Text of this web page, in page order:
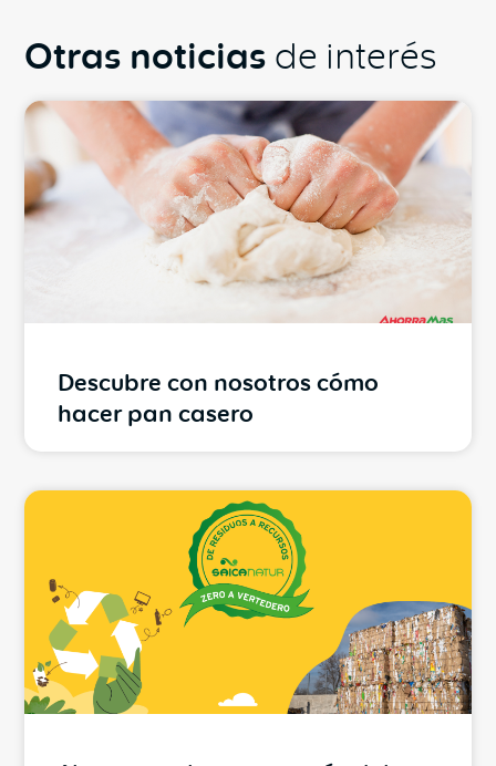
Otras noticias de interés
Descubre con nosotros cómo
hacer pan casero